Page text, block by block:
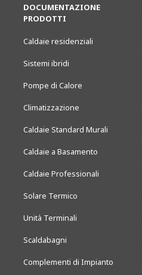
DOCUMENTAZIONE
PRODOTTI
Caldaie residenziali
Sistemi ibridi
Pompe di Calore
Climatizzazione
Caldaie Standard Murali
Caldaie a Basamento
Caldaie Professionali
Solare Termico
Unità Terminali
Scaldabagni
Complementi di Impianto